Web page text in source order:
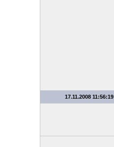
17.11.2008 11:56:19